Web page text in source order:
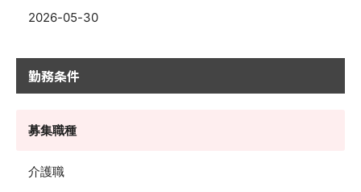
2026-05-30
勤務条件
募集職種
介護職